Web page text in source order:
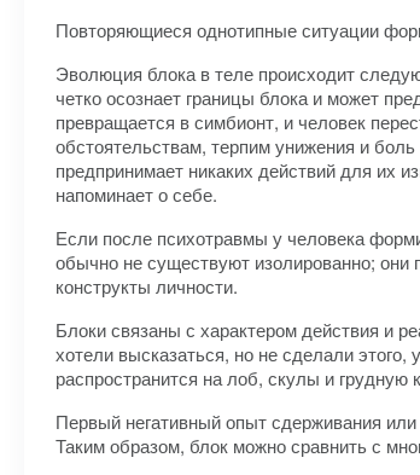
Повторяющиеся однотипные ситуации
Эволюция блока в теле происходит
четко осознает границы блока и может
превращается в симбионт, и человек
обстоятельствам, терпим унижения и
предпринимает никаких действий для их
напоминает о себе.
Если после психотравмы у человека
обычно не существуют изолированно;
конструкты личности.
Блоки связаны с характером действия и
хотели высказаться, но не сделали
распространится на лоб, скулы и грудную
Первый негативный опыт сдерживания
Таким образом, блок можно сравнить с